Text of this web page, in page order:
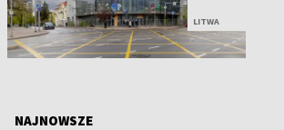
LITWA
NAJNOWSZE